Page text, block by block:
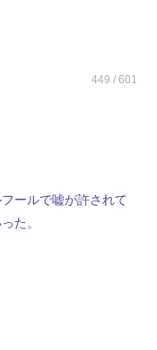
449 / 601
ールで嘘が許されて
た。